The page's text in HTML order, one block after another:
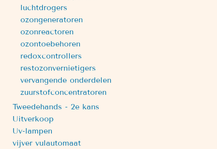
luchtdrogers
ozongeneratoren
ozonreactoren
ozontoebehoren
redoxcontrollers
restozonvernietigers
vervangende onderdelen
zuurstofconcentratoren
Tweedehands - 2e kans
Uitverkoop
Uv-lampen
vijver vulautomaat